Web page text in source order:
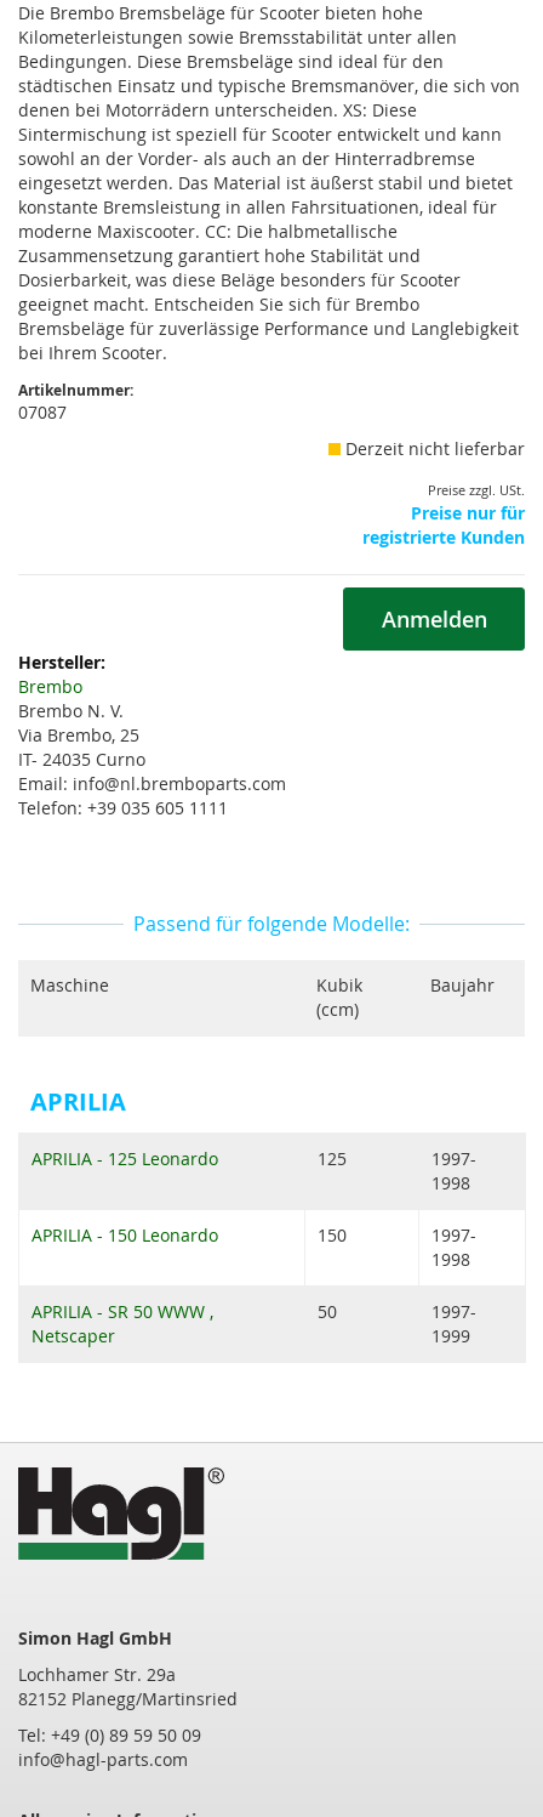
Die Brembo Bremsbeläge für Scooter bieten hohe
Kilometerleistungen sowie Bremsstabilität unter allen
Bedingungen. Diese Bremsbeläge sind ideal für den
städtischen Einsatz und typische Bremsmanöver, die sich von
denen bei Motorrädern unterscheiden. XS: Diese
Sintermischung ist speziell für Scooter entwickelt und kann
sowohl an der Vorder- als auch an der Hinterradbremse
eingesetzt werden. Das Material ist äußerst stabil und bietet
konstante Bremsleistung in allen Fahrsituationen, ideal für
moderne Maxiscooter. CC: Die halbmetallische
Zusammensetzung garantiert hohe Stabilität und
Dosierbarkeit, was diese Beläge besonders für Scooter
geeignet macht. Entscheiden Sie sich für Brembo
Bremsbeläge für zuverlässige Performance und Langlebigkeit
bei Ihrem Scooter.
Artikelnummer:
07087
Derzeit nicht lieferbar
Preise zzgl. USt.
Preise nur für
registrierte Kunden
Anmelden
Weitere
Informationen
Brembo
Brembo N. V.
Via Brembo, 25
IT- 24035 Curno
Email: info@nl.bremboparts.com
Telefon: +39 035 605 1111
Passend für folgende Modelle:
Maschine
Kubik
(ccm)
Baujahr
APRILIA
APRILIA - 125 Leonardo 125
1997-
1998
APRILIA - 150 Leonardo 150
1997-
1998
APRILIA - SR 50 WWW ,
Netscaper
50
1997-
1999
Simon Hagl GmbH
Lochhamer Str. 29a
82152 Planegg/Martinsried
Tel: +49 (0) 89 59 50 09
info@hagl-parts.com